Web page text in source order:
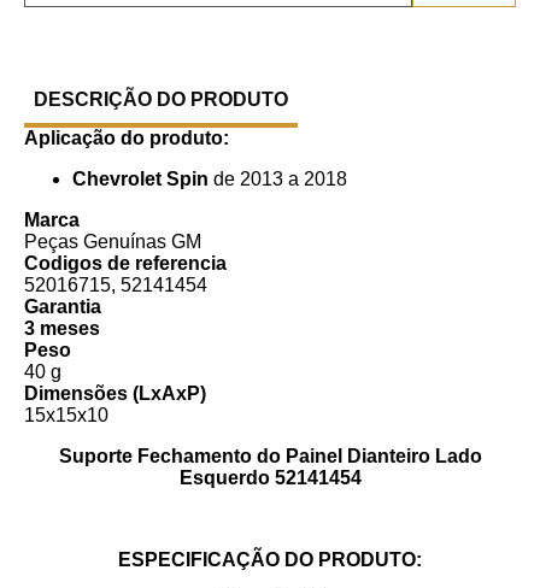
DESCRIÇÃO DO PRODUTO
Aplicação do produto:
Chevrolet Spin de 2013 a 2018
Marca
Peças Genuínas GM
Codigos de referencia
52016715, 52141454
Garantia
3 meses
Peso
40 g
Dimensões (LxAxP)
15x15x10
Suporte Fechamento do Painel Dianteiro Lado
Esquerdo 52141454
ESPECIFICAÇÃO DO PRODUTO: